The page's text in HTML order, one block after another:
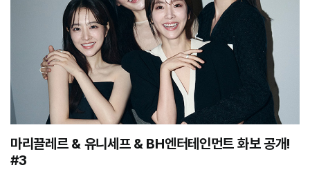
마리끌레르 & 유니세프 & BH엔터테인먼트 화보 공개!
#3